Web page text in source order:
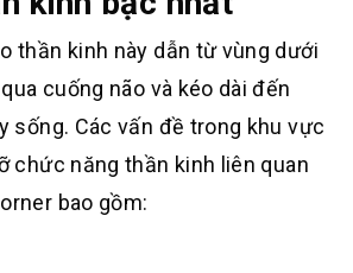
thần kinh này dẫn từ vùng dưới
cuống não và kéo dài đến
sống. Các vấn đề trong khu vực
chức năng thần kinh liên quan
bao gồm: